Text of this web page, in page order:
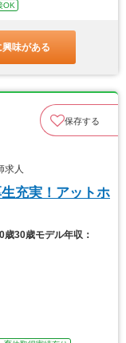
OK
味がある
保存する
求人
充実！アットホ
歳30歳モデル年収：